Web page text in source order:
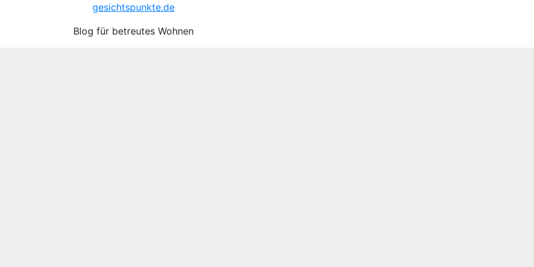
gesichtspunkte.de
Blog für betreutes Wohnen